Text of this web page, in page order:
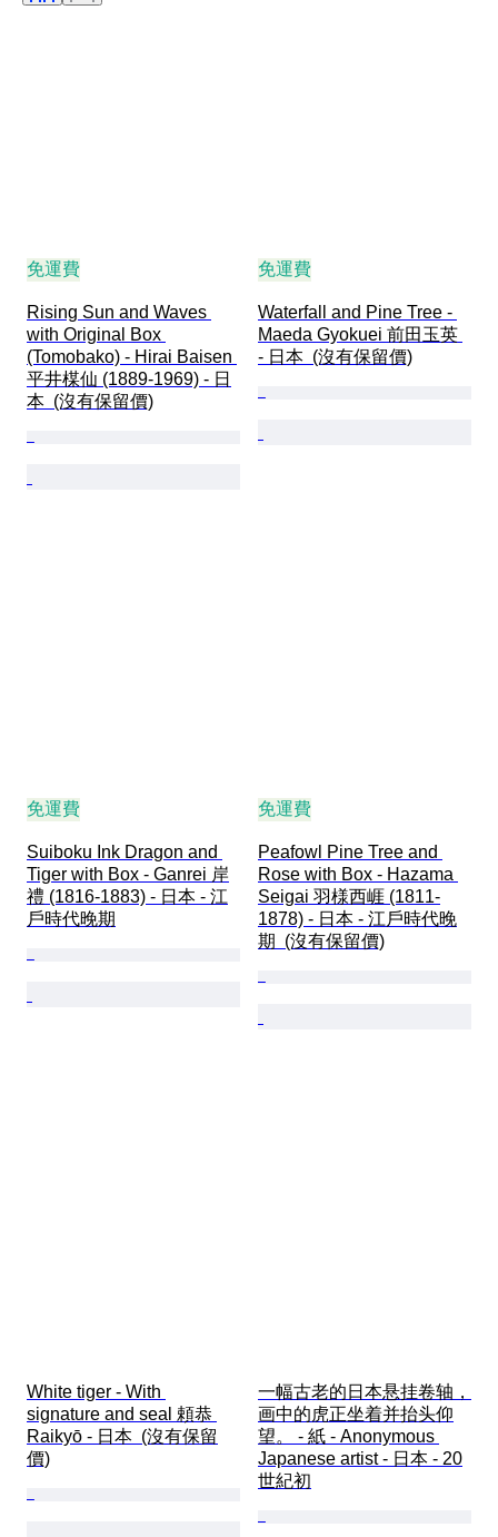
免運費
Rising Sun and Waves
with Original Box
(Tomobako) - Hirai Baisen
平井楳仙 (1889-1969) - 日
本  (沒有保留價)
免運費
Waterfall and Pine Tree -
Maeda Gyokuei 前田玉英
- 日本  (沒有保留價)
免運費
Suiboku Ink Dragon and
Tiger with Box - Ganrei 岸
禮 (1816-1883) - 日本 - 江
戶時代晚期
免運費
Peafowl Pine Tree and
Rose with Box - Hazama
Seigai 羽様西崕 (1811-
1878) - 日本 - 江戶時代晚
期  (沒有保留價)
White tiger - With
signature and seal 頼恭
Raikyō - 日本  (沒有保留
價)
一幅古老的日本悬挂卷轴，
画中的虎正坐着并抬头仰
望。 - 紙 - Anonymous
Japanese artist - 日本 - 20
世紀初